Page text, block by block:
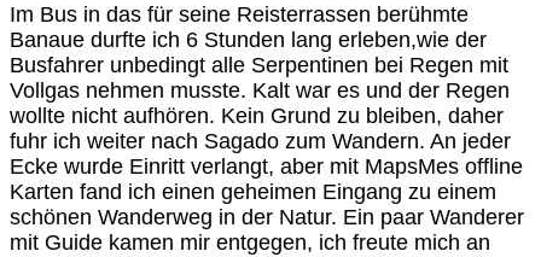
Im Bus in das für seine Reisterrassen berühmte
Banaue durfte ich 6 Stunden lang erleben,wie der
Busfahrer unbedingt alle Serpentinen bei Regen mit
Vollgas nehmen musste. Kalt war es und der Regen
wollte nicht aufhören. Kein Grund zu bleiben, daher
fuhr ich weiter nach Sagado zum Wandern. An jeder
Ecke wurde Einritt verlangt, aber mit MapsMes offline
Karten fand ich einen geheimen Eingang zu einem
schönen Wanderweg in der Natur. Ein paar Wanderer
mit Guide kamen mir entgegen, ich freute mich an